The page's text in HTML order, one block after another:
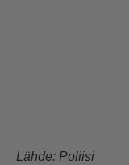
Lähde: Poliisi